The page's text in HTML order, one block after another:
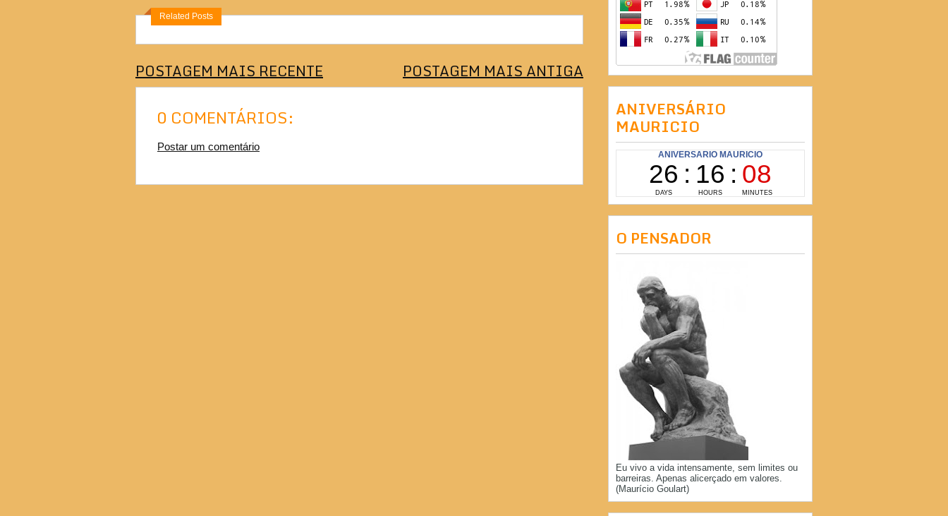
Related Posts
POSTAGEM MAIS RECENTE POSTAGEM MAIS ANTIGA
0 COMENTÁRIOS:
Postar um comentário
ANIVERSÁRIO
MAURICIO
O PENSADOR
Eu vivo a vida intensamente, sem limites ou
barreiras. Apenas alicerçado em valores.
(Maurício Goulart)